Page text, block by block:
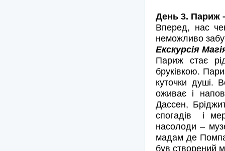
День 3. Париж
Вперед, нас
неможливо
Екскурсія
Париж стає
бруківкою.
куточки душі.
оживає і
Дассен,
спогадів і
насолоди –
мадам де
був створений